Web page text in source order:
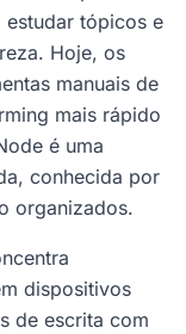
tópicos e
Hoje, os
manuais de
mais rápido
é uma
conhecida por
organizados.
dispositivos
de escrita com